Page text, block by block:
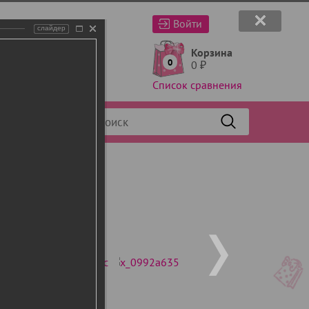
Войти
0
Корзина
0 ₽
Список сравнения
слайдер